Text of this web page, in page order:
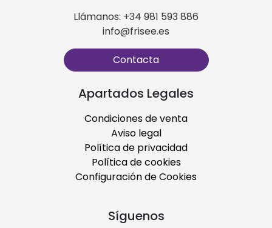
Llámanos: +34 981 593 886
info@frisee.es
Contacta
Apartados Legales
Condiciones de venta
Aviso legal
Política de privacidad
Política de cookies
Configuración de Cookies
Síguenos